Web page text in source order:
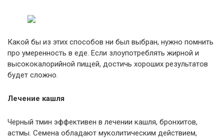
Какой бы из этих способов ни был выбран, нужно помнить
про умеренность в еде. Если злоупотреблять жирной и
высококалорийной пищей, достичь хороших результатов
будет сложно.
Лечение кашля
Черный тмин эффективен в лечении кашля, бронхитов,
астмы. Семена обладают муколитическим действием,